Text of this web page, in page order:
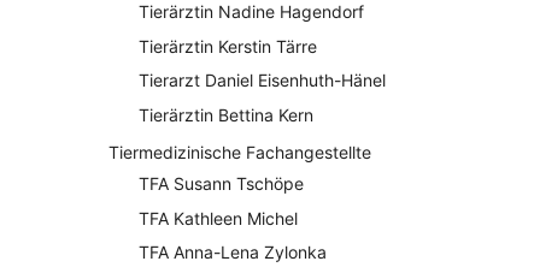
Tierärztin Nadine Hagendorf
Tierärztin Kerstin Tärre
Tierarzt Daniel Eisenhuth-Hänel
Tierärztin Bettina Kern
Tiermedizinische Fachangestellte
TFA Susann Tschöpe
TFA Kathleen Michel
TFA Anna-Lena Zylonka